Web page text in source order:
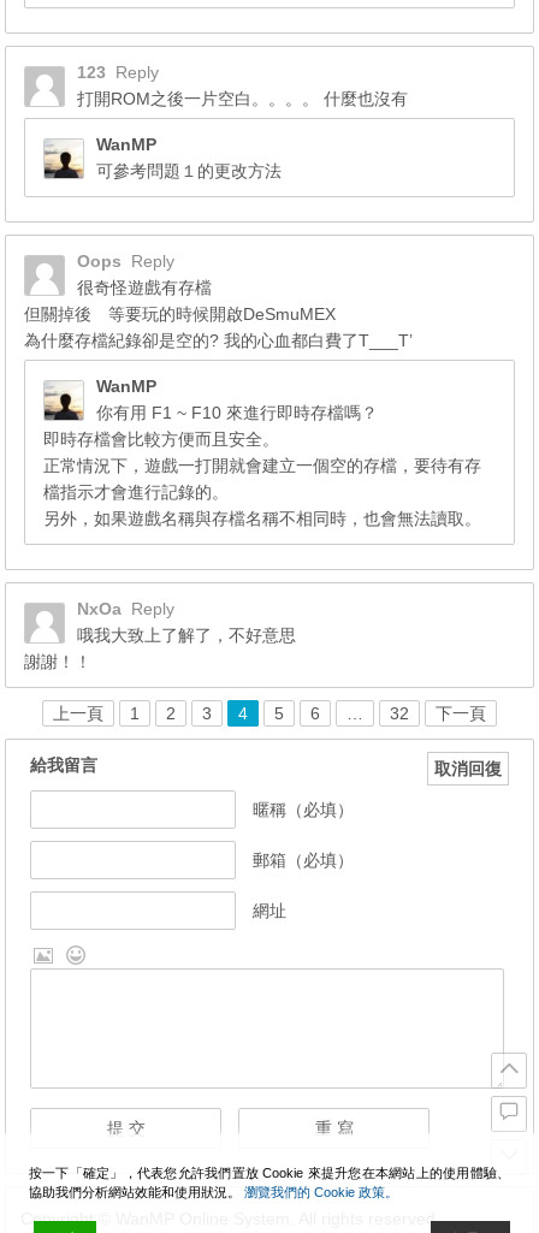
123
Reply
打開ROM之後一片空白。。。。 什麼也沒有
WanMP
可參考問題１的更改方法
Oops
Reply
很奇怪遊戲有存檔
但關掉後 等要玩的時候開啟DeSmuMEX
為什麼存檔紀錄卻是空的? 我的心血都白費了T___T’
WanMP
你有用 F1 ~ F10 來進行即時存檔嗎？
即時存檔會比較方便而且安全。
正常情況下，遊戲一打開就會建立一個空的存檔，要待有存
檔指示才會進行記錄的。
另外，如果遊戲名稱與存檔名稱不相同時，也會無法讀取。
NxOa Reply
哦我大致上了解了，不好意思
謝謝！！
上一頁 1 2 3 4 5 6 … 32 下一頁
給我留言 取消回復
暱稱（必填）
郵箱（必填）
網址
Copyright © WanMP Online System. All rights reserved.
按一下「確定」，代表您允許我們置放 Cookie 來提升您在本網站上的使用體驗、
協助我們分析網站效能和使用狀況。 瀏覽我們的 Cookie 政策。